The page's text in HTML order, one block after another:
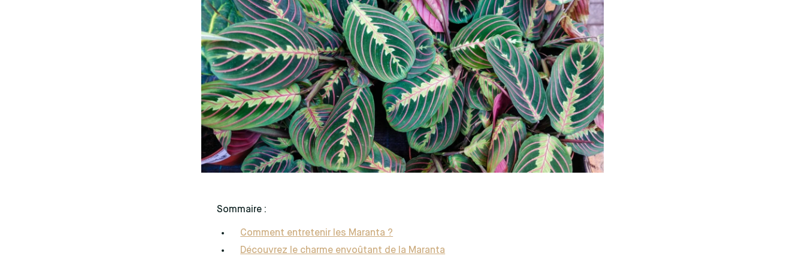
Sommaire :
Comment entretenir les Maranta ?
Découvrez le charme envoûtant de la Maranta